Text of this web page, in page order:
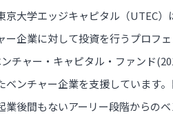
大学エッジキャピタル（UTEC
ー企業に対して投資を行うプロフ
チャー・キャピタル・ファンド
ベンチャー企業を支援しています
業後間もないアーリー段階からの